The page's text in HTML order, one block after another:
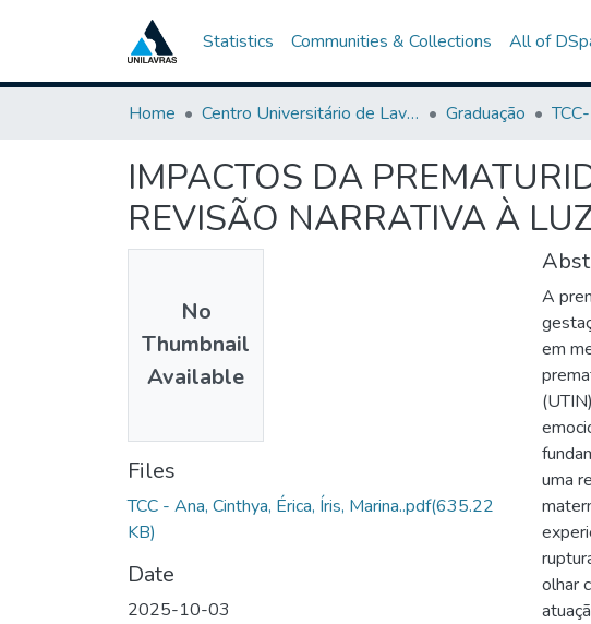
Statistics Communities & Collections All of
Home Centro Universitário de Lavras-UNILAVRAS Graduação
IMPACTOS DA
REVISÃO NARRATIVA À
No
Thumbnail
Available
Files
TCC - Ana, Cinthya, Érica, Íris, Marina..pdf(635.22
KB)
Date
2025-10-03
A
em
uma
olhar